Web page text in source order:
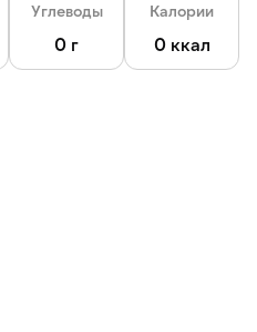
Углеводы
0 г
Калории
0 ккал